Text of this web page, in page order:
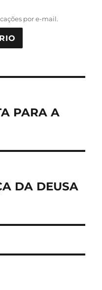
por e-mail.
PARA A
DA DEUSA